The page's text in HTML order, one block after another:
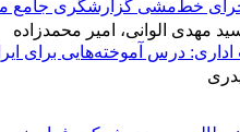
خط‌‌مشی گزارشگری جامع
مهدی الوانی، امیر محمدزاده
درس آموخته‌هایی برای